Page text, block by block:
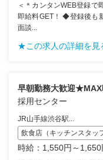
＜＊カンタンWEB登録で
即給料GET！ ◆登録後も
面談...
★この求人の詳細を見
早朝勤務大歓迎
採用センター
JR山手線渋谷駅...
飲食店（キッチンスタッ
時給：1,550円～1,650